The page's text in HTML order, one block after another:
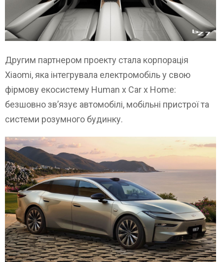
Другим партнером проекту стала корпорація
Xiaomi, яка інтегрувала електромобіль у свою
фірмову екосистему Human x Car x Home:
безшовно зв’язує автомобілі, мобільні пристрої та
системи розумного будинку.